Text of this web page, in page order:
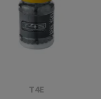
T4E